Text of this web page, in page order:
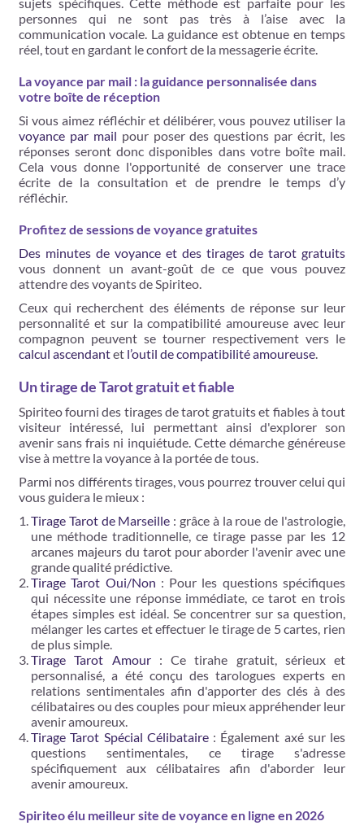
personnes qui ne sont pas très à l’aise avec la
communication vocale. La guidance est obtenue en temps
réel, tout en gardant le confort de la messagerie écrite.
La voyance par mail : la guidance personnalisée dans
votre boîte de réception
Si vous aimez réfléchir et délibérer, vous pouvez utiliser la
voyance par mail pour poser des questions par écrit, les
réponses seront donc disponibles dans votre boîte mail.
Cela vous donne l'opportunité de conserver une trace
écrite de la consultation et de prendre le temps d’y
réfléchir.
Profitez de sessions de voyance gratuites
Des minutes de voyance et des tirages de tarot gratuits
vous donnent un avant-goût de ce que vous pouvez
attendre des voyants de Spiriteo.
Ceux qui recherchent des éléments de réponse sur leur
personnalité et sur la compatibilité amoureuse avec leur
compagnon peuvent se tourner respectivement vers le
calcul ascendantet l’outil de compatibilité amoureuse.
Un tirage de Tarot gratuit et fiable
Spiriteo fourni des tirages de tarot gratuits et fiables à tout
visiteur intéressé, lui permettant ainsi d'explorer son
avenir sans frais ni inquiétude. Cette démarche généreuse
vise à mettre la voyance à la portée de tous.
Parmi nos différents tirages, vous pourrez trouver celui qui
vous guidera le mieux :
Tirage Tarot de Marseille : grâce à la roue de l'astrologie,
une méthode traditionnelle, ce tirage passe par les 12
arcanes majeurs du tarot pour aborder l'avenir avec une
grande qualité prédictive.
Tirage Tarot Oui/Non : Pour les questions spécifiques
qui nécessite une réponse immédiate, ce tarot en trois
étapes simples est idéal. Se concentrer sur sa question,
mélanger les cartes et effectuer le tirage de 5 cartes​​, rien
de plus simple.
Tirage Tarot Amour : Ce tirahe gratuit, sérieux et
personnalisé, a été conçu des tarologues experts en
relations sentimentales afin d'apporter des clés à des
célibataires ou des couples pour mieux appréhender leur
avenir amoureux.
Tirage Tarot Spécial Célibataire: Également axé sur les
questions sentimentales, ce tirage s'adresse
spécifiquement aux célibataires afin d'aborder leur
avenir amoureux​​.
Spiriteo élu meilleur site de voyance en ligne en 2026